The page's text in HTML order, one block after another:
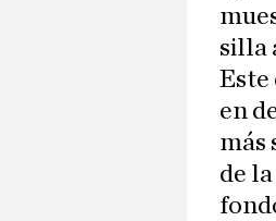
silla
Este
en
más
de